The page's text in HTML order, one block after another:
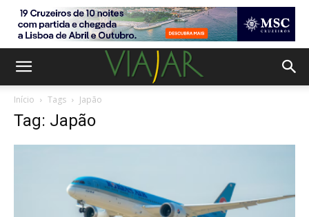
Início Tags Japão
Tag: Japão